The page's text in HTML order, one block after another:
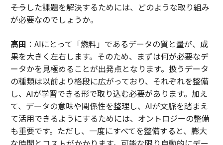
――そうした課題を解決するためには、どのような取り組み
が必要なのでしょうか。
高田 ：AIにとって「燃料」であるデータの質と量が、成
果を大きく左右します。そのため、まずは何が必要なデ
ータかを見極めることが出発点となります。扱うデータ
の種類は以前より格段に広がっており、それぞれを整備
し、AIが学習できる形で取り込む必要があります。加え
て、データの意味や関係性を整理し、AIが文脈を踏まえ
て活用できるようにするためには、オントロジーの整備
も重要です。ただし、一度にすべてを整備すると、膨大